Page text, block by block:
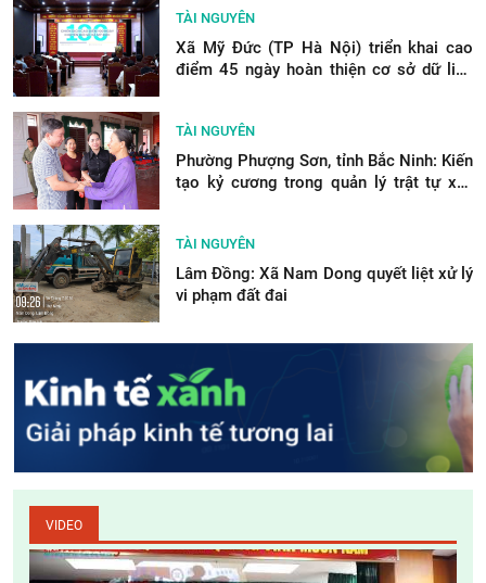
TÀI NGUYÊN
Xã Mỹ Đức (TP Hà Nội) triển khai cao
điểm 45 ngày hoàn thiện cơ sở dữ liệu
TÀI NGUYÊN
Phường Phượng Sơn, tỉnh Bắc Ninh: Kiến
tạo kỷ cương trong quản lý trật tự xây
TÀI NGUYÊN
Lâm Đồng: Xã Nam Dong quyết liệt xử lý
vi phạm đất đai
VIDEO